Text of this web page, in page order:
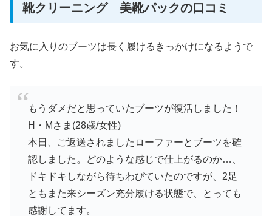
靴クリーニング 美靴パックの口コミ
お気に入りのブーツは長く履けるきっかけになるようで
す。
もうダメだと思っていたブーツが復活しました！
H・Mさま(28歳/女性)
本日、ご返送されましたローファーとブーツを確
認しました。どのような感じで仕上がるのか…、
ドキドキしながら待ちわびていたのですが、2足
ともまた来シーズン充分履ける状態で、とっても
感謝してます。